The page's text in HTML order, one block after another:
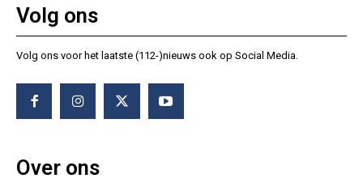
Volg ons
Volg ons voor het laatste (112-)nieuws ook op Social Media.
Over ons